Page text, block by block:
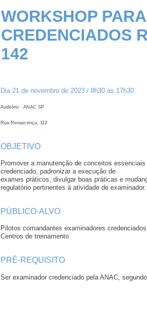
WORKSHOP
CREDENCIADOS
142
Dia 21 de novembro de 2023 / 8h30 às 17h30
Auditório - ANAC SP
Rua Renascença, 112
OBJETIVO
Promover a manutenção de conceitos
credenciado, padronizar a execução de
exames práticos, divulgar boas práticas e
regulatório pertinentes à atividade de examinador.
PÚBLICO-ALVO
Pilotos comandantes examinadores
Centros de treinamento
PRÉ-REQUISITO
Ser examinador credenciado pela ANAC,